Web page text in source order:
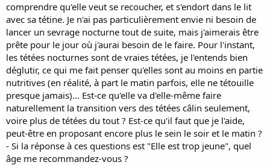
comprendre qu'elle veut se recoucher, et s'endort dans le lit
avec sa tétine. Je n'ai pas particulièrement envie ni besoin de
lancer un sevrage nocturne tout de suite, mais j'aimerais être
prête pour le jour où j'aurai besoin de le faire. Pour l'instant,
les tétées nocturnes sont de vraies tétées, je l'entends bien
déglutir, ce qui me fait penser qu'elles sont au moins en partie
nutritives (en réalité, à part le matin parfois, elle ne tétouille
presque jamais)... Est-ce qu'elle va d'elle-même faire
naturellement la transition vers des tétées câlin seulement,
voire plus de tétées du tout ? Est-ce qu'il faut que je l'aide,
peut-être en proposant encore plus le sein le soir et le matin ?
- Si la réponse à ces questions est "Elle est trop jeune", quel
âge me recommandez-vous ?